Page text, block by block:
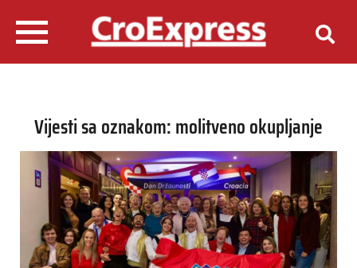
Vijesti sa oznakom: molitveno okupljanje